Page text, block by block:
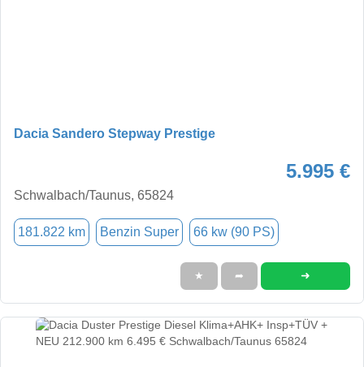
Dacia Sandero Stepway Prestige
5.995 €
Schwalbach/Taunus, 65824
181.822 km Benzin Super 66 kw (90 PS)
★ ➦ ➜